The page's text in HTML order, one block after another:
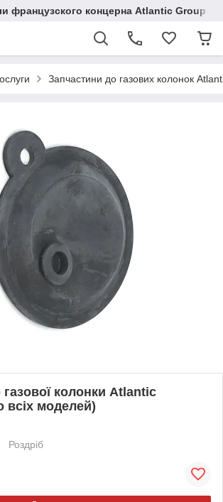
французского концерна Atlantic Group в
Запчастини до газових колонок
колонки Atlantic
всіх моделей)
Роздріб